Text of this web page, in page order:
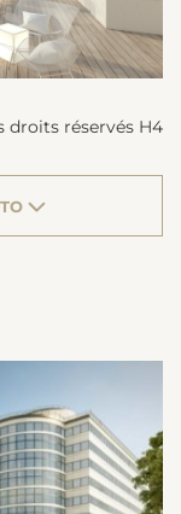
droits réservés H4